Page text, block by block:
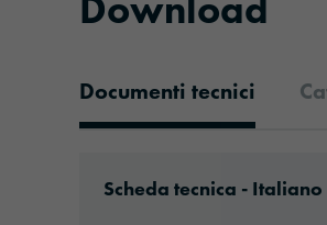
Documenti tecnici
Scheda tecnica - Italiano